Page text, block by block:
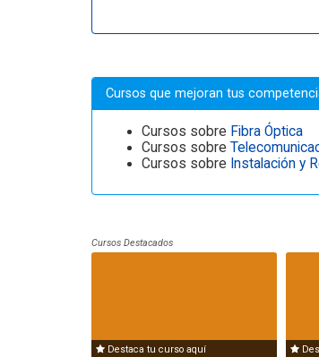
Cursos que mejoran tus
Cursos sobre Fibra Óptica
Cursos sobre
Cursos sobre Instalación y
Cursos Destacados
Destaca tu curso aquí